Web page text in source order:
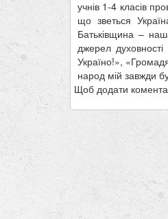
учнів 1-4 класів
що зветься
Батьківщина –
джерел
Україно!»,
народ мій завжди
Щоб додати